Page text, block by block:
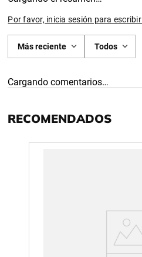
Por favor, inicia sesión para
Más reciente Todos
Cargando comentarios…
RECOMENDADOS